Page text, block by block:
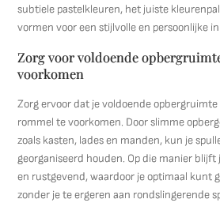
subtiele pastelkleuren, het juiste
vormen voor een stijlvolle en persoonlijke
Zorg voor voldoende
voorkomen
Zorg ervoor dat je voldoende
rommel te voorkomen. Door slimme
zoals kasten, lades en manden, kun je
georganiseerd houden. Op die manier
en rustgevend, waardoor je optimaal kunt
zonder je te ergeren aan rondslingerende